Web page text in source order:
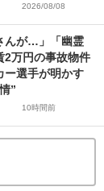
2026/08/08
んが…」「幽霊
2万円の事故物件
ー選手が明かす
”
10時間前